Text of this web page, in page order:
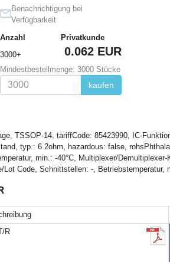
Benachrichtigung bei
Verfügbarkeit
Anzahl
Privatkunde
3000+
0.062 EUR
Mindestbestellmenge: 3000 Stücke
kaufen
TSSOP-14, tariffCode: 85423990, IC-
typ.: 6.2ohm, hazardous: false,
min.: -40°C, Multiplexer/
Code, Schnittstellen: -, Betriebstemperatur,
R